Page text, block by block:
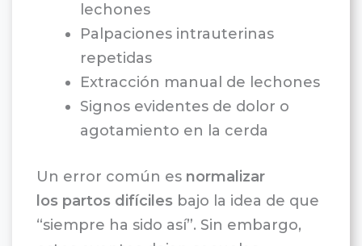
lechones
Palpaciones intrauterinas
repetidas
Extracción manual de lechones
Signos evidentes de dolor o
agotamiento en la cerda
Un error común es normalizar
los partos difíciles bajo la idea de que
“siempre ha sido así”. Sin embargo,